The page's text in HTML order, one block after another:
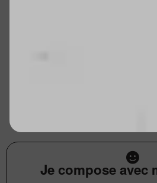
Je compose avec